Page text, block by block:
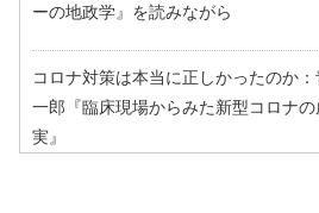
ーの地政学』を読みながら
コロナ対策は本当に正しかったのか
一郎『臨床現場からみた新型コロナの
実』